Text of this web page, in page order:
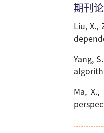
期刊
Liu, X.,
Yang,
Ma,